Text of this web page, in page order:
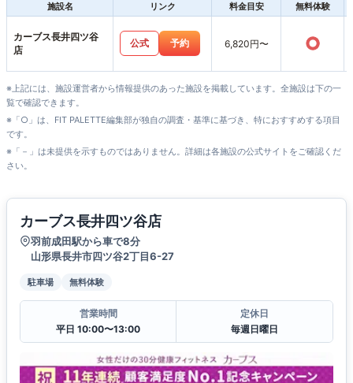
施設名
リンク 料金目安 無料体験
カーブス長井四ツ谷
店
公式 予約 6,820円〜 ○
※上記には、施設運営者から情報提供のあった施設を掲載しています。全施設は下の一
覧で確認できます。
※「○」は、FIT PALETTE編集部が独自の調査・基準に基づき、特におすすめする項目
です。
※「－」は未提供を示すものではありません。詳細は各施設の公式サイトをご確認くだ
さい。
カーブス長井四ツ谷店
羽前成田駅から車で8分
山形県長井市四ツ谷2丁目6-27
駐車場 無料体験
営業時間
平日 10:00〜13:00
定休日
毎週日曜日